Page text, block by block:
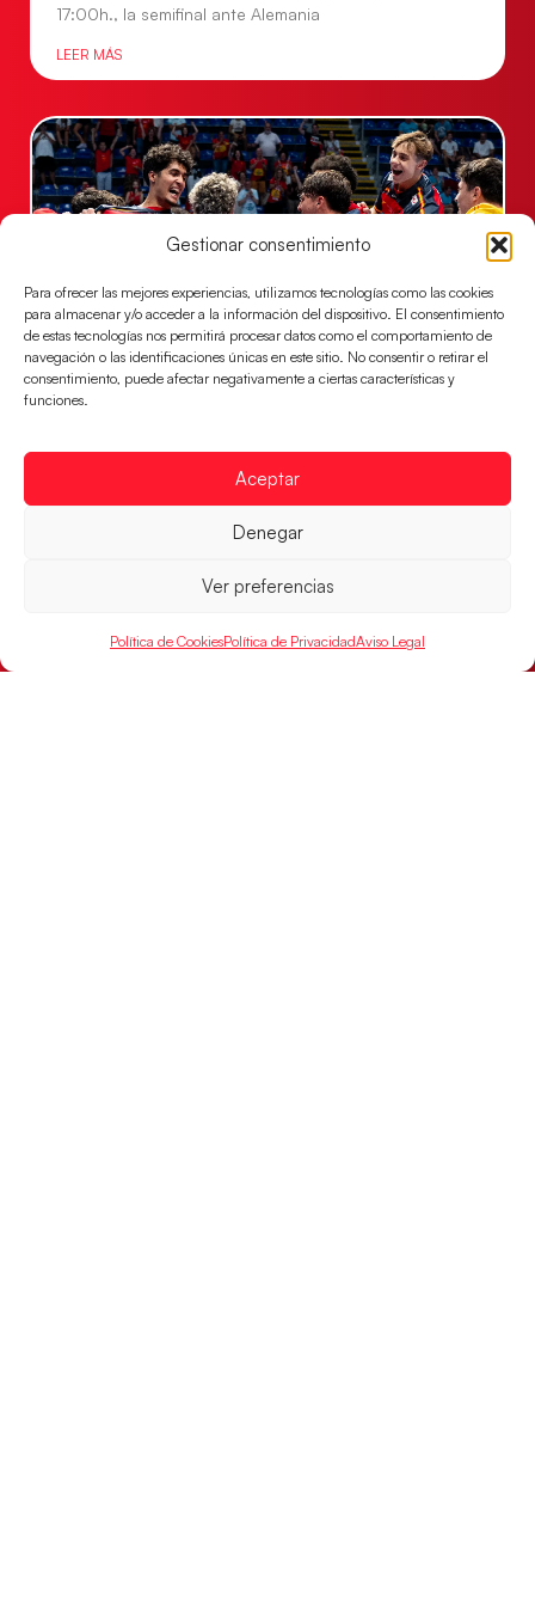
Gestionar consentimiento
Para ofrecer las mejores experiencias, utilizamos tecnologías como las cookies
para almacenar y/o acceder a la información del dispositivo. El consentimiento
de estas tecnologías nos permitirá procesar datos como el comportamiento de
navegación o las identificaciones únicas en este sitio. No consentir o retirar el
consentimiento, puede afectar negativamente a ciertas características y
funciones.
Aceptar
Denegar
Ver preferencias
Política de CookiesPolítica de PrivacidadAviso Legal
17:00h., la semifinal ante Alemania
LEER MÁS
Los Hispanos Juveniles jugarán las
semifinales del EHF EURO 2026
partido de semifinales 29-27 ante Francia y mañana